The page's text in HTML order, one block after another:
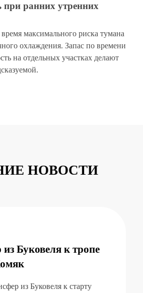
ранних утренних
максимального риска тумана
охлаждения. Запас по времени
на отдельных участках делают
НОВОСТИ
Буковеля к тропе
из Буковеля к старту